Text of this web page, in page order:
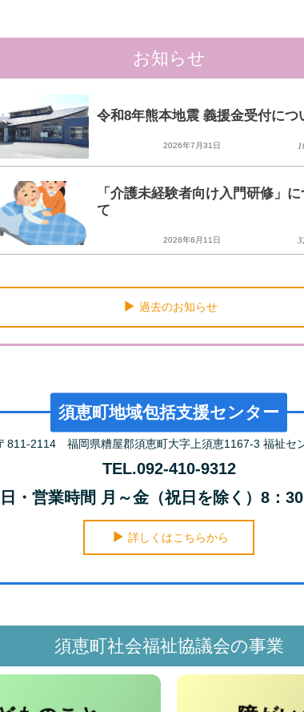
お知らせ
令和8年熊本地震 義援金受付につ
2026年7月31日
「介護未経験者向け入門研修」
て
2026年6月11日
過去のお知らせ
須恵町地域包括支援センター
811-2114 福岡県糟屋郡須恵町大字上須恵1167-3 福祉セ
TEL.092-410-9312
・営業時間 月～金（祝日を除く）8：
詳しくはこちらから
須恵町社会福祉協議会の事業